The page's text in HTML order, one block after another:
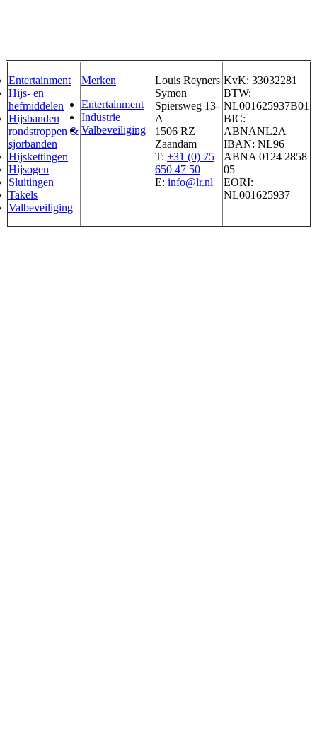
Entertainment
Hijs- en
hefmiddelen
Hijsbanden
rondstroppen &
sjorbanden
Hijskettingen
Hijsogen
Sluitingen
Takels
Valbeveiliging
Merken
Entertainment
Industrie
Valbeveiliging
Louis Reyners
Symon
Spiersweg 13-
A
1506 RZ
Zaandam
T: +31 (0) 75
650 47 50
E: info@lr.nl
KvK: 33032281
BTW:
NL001625937B01
BIC:
ABNANL2A
IBAN: NL96
ABNA 0124 2858
05
EORI:
NL001625937